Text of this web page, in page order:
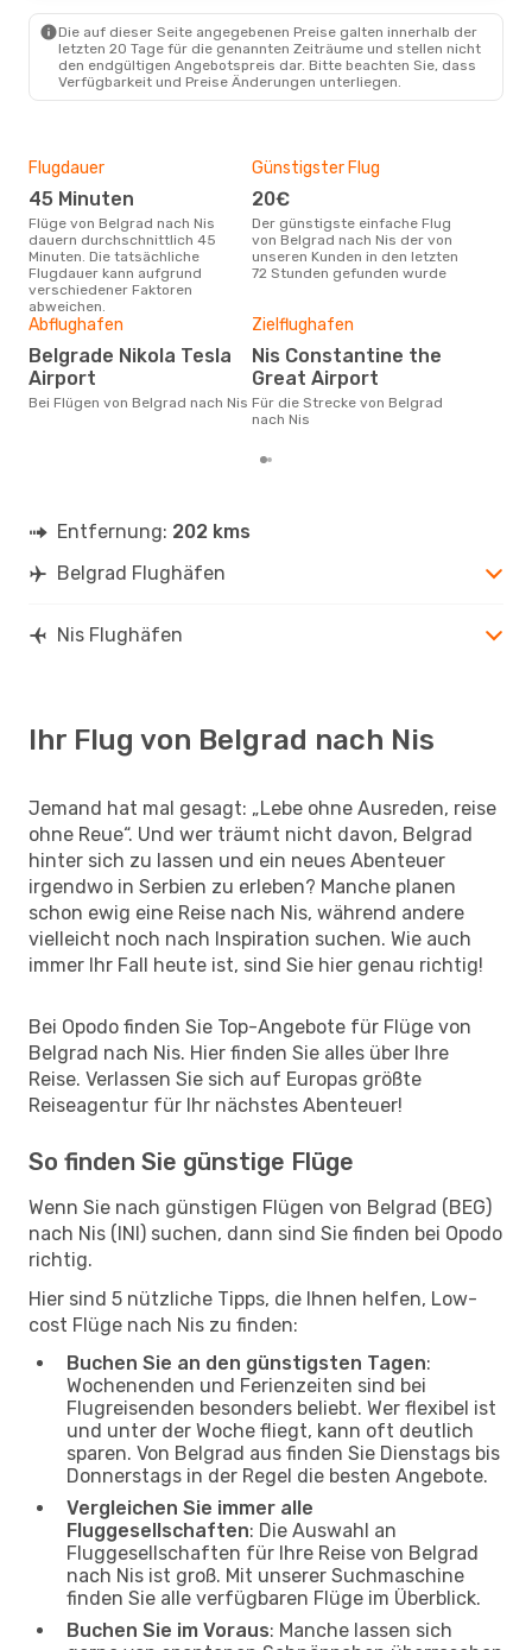
Die auf dieser Seite angegebenen Preise galten innerhalb der
letzten 20 Tage für die genannten Zeiträume und stellen nicht
den endgültigen Angebotspreis dar. Bitte beachten Sie, dass
Verfügbarkeit und Preise Änderungen unterliegen.
Flugdauer
45 Minuten
Flüge von Belgrad nach Nis
dauern durchschnittlich 45
Minuten. Die tatsächliche
Flugdauer kann aufgrund
verschiedener Faktoren
abweichen.
Günstigster Flug
20€
Der günstigste einfache Flug
von Belgrad nach Nis der von
unseren Kunden in den letzten
72 Stunden gefunden wurde
Abflughafen
Belgrade Nikola Tesla
Airport
Bei Flügen von Belgrad nach Nis
Zielflughafen
Nis Constantine the
Great Airport
Für die Strecke von Belgrad
nach Nis
Entfernung: 202 kms
Belgrad Flughäfen
Nis Flughäfen
Ihr Flug von Belgrad nach Nis
Jemand hat mal gesagt: „Lebe ohne Ausreden, reise
ohne Reue“. Und wer träumt nicht davon, Belgrad
hinter sich zu lassen und ein neues Abenteuer
irgendwo in Serbien zu erleben? Manche planen
schon ewig eine Reise nach Nis, während andere
vielleicht noch nach Inspiration suchen. Wie auch
immer Ihr Fall heute ist, sind Sie hier genau richtig!
Bei Opodo finden Sie Top-Angebote für Flüge von
Belgrad nach Nis. Hier finden Sie alles über Ihre
Reise. Verlassen Sie sich auf Europas größte
Reiseagentur für Ihr nächstes Abenteuer!
So finden Sie günstige Flüge
Wenn Sie nach günstigen Flügen von Belgrad (BEG)
nach Nis (INI) suchen, dann sind Sie finden bei Opodo
richtig.
Hier sind 5 nützliche Tipps, die Ihnen helfen, Low-
cost Flüge nach Nis zu finden:
Buchen Sie an den günstigsten Tagen:
Wochenenden und Ferienzeiten sind bei
Flugreisenden besonders beliebt. Wer flexibel ist
und unter der Woche fliegt, kann oft deutlich
sparen. Von Belgrad aus finden Sie Dienstags bis
Donnerstags in der Regel die besten Angebote.
Vergleichen Sie immer alle
Fluggesellschaften: Die Auswahl an
Fluggesellschaften für Ihre Reise von Belgrad
nach Nis ist groß. Mit unserer Suchmaschine
finden Sie alle verfügbaren Flüge im Überblick.
Buchen Sie im Voraus: Manche lassen sich